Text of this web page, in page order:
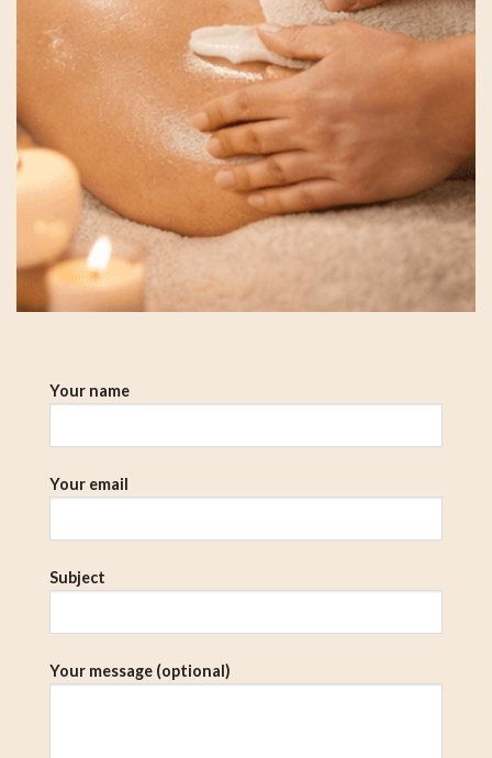
Your name
Your email
Subject
Your message (optional)